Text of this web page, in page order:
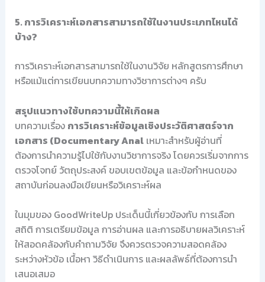
5. การวิเคราะห์เอกสารสามารถใช้ในงานประเภทไหนได้
บ้าง?
การวิเคราะห์เอกสารสามารถใช้ในงานวิจัย หลักสูตรการศึกษา
หรือแม้แต่การเขียนบทความทางวิชาการต่างๆ ครับ
สรุปแนวทางใช้บทความนี้ให้เกิดผล
บทความเรื่อง การวิเคราะห์ข้อมูลเชิงประวัติศาสตร์จาก
เอกสาร (Documentary Analเหมาะสำหรับผู้อ่านที่
ต้องการนำความรู้ไปใช้กับงานวิชาการจริง โดยควรเริ่มจากการ
ตรวจโจทย์ วัตถุประสงค์ ขอบเขตข้อมูล และข้อกำหนดของ
สถาบันก่อนลงมือเขียนหรือวิเคราะห์ผล
ในมุมของ GoodWriteUp ประเด็นนี้เกี่ยวข้องกับ การเลือก
สถิติ การเตรียมข้อมูล การอ่านผล และการอธิบายผลวิเคราะห์
ให้สอดคล้องกับคำถามวิจัย จึงควรตรวจความสอดคล้อง
ระหว่างหัวข้อ เนื้อหา วิธีดำเนินการ และผลลัพธ์ที่ต้องการนำ
เสนอเสมอ